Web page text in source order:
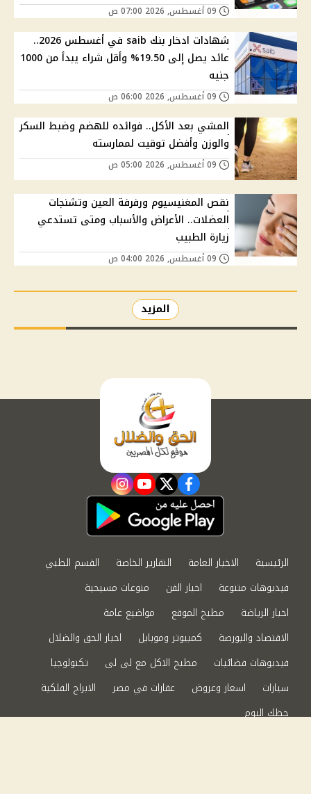
شهادات ادخار بنك saib في أغسطس 2026..
عائد يصل إلى 19.50% وأقل شراء يبدأ من 1000
جنيه
المشي بعد الأكل.. فوائده للهضم وضبط السكر
والوزن وأفضل توقيت لممارسته
نقص المغنيسيوم ورفرفة العين وتشنجات
العضلات.. الأعراض والأسباب ومتى تستدعي
زيارة الطبيب
المزيد
facebook
twitter
youtube
instagram
الرئيسية الاخبار العامة التقارير الخاصة
القسم الطبي
فيديوهات متنوعة
اخبار الفن
منوعات مسيحية
اخبار الرياضة
مطبخ الموقع
مواضيع عامة
الاقتصاد والبورصة
كمبيوتر وموبايل
اخبار الحق والضلال
فيديوهات فضائيات
مطبخ الاكل مع لى لى
تكنولوجيا
سيارات
اسعار وعروض عقارات في مصر
الابراج الفلكية
حظك اليوم